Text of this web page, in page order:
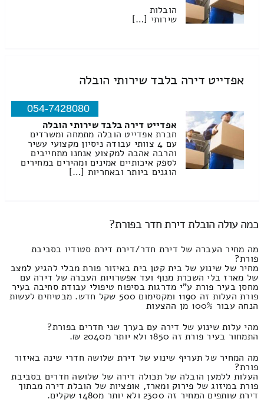
הובלות
שירותי […]
אפדייט דירה בלבד שירותי הובלה
054-7428080
אפדייט דירה בלבד שירותי הובלה
חברת אפדייט הובלה מתמחה ומשרדים
עם 4 צוותי עבודה ניסיון מקצועי עשיר
והרבה אהבה למקצוע אנחנו מתחייבים
לספק איכותיים אמינים ומהירים במחירים
הוגנים ביותר ובאחריות […]
כמה עולה הובלת דירת חדר בפורת?
מה מחיר העברה של דירת חדר/דירת דירת סטודיו בסביבת
פורת?
מחיר של שינוע של בית קטן בית באיזור פורת מבלי להגיע למצב
של מארז בלי השכרת מנוף ועד אפשרויות העברה של דירה עם
מחסן בעיר פורת ע"י מדרגות בסיפוח טיפולי עבודת סחיבה בעיר
פורת העלות זה 1190 ומקסימום 500 שקל חדש. מבטיחים לעשות
הנחה עבור 100% מן ההצעות
מהי עלות שינוע של דירה עם בערך שני חדרים בפורת?
התמחור בעיר פורת זה 1850 ולא יותר מ2040 ₪.
מה המחיר של תעריף שינוע של דירת שלושה חדרי שינה באיזור
פורת?
העלות ללמען הובלה של תכולה דירה של שלושה חדרים בסביבת
פורת במיזוג של פירוק ומארז, אופציות של הובלת דירה מבתוך
דירת שותפים המחיר זה 2300 ולא יותר מ1480 שקלים.